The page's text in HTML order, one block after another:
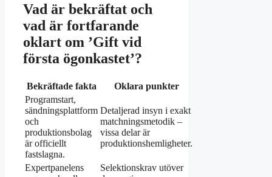
Vad är bekräftat och
vad är fortfarande
oklart om ’Gift vid
första ögonkastet’?
Bekräftade fakta
Oklara punkter
Programstart,
sändningsplattform
och
produktionsbolag
är officiellt
fastslagna.
Detaljerad insyn i exakt
matchningsmetodik –
vissa delar är
produktionshemligheter.
Expertpanelens
Selektionskrav utöver